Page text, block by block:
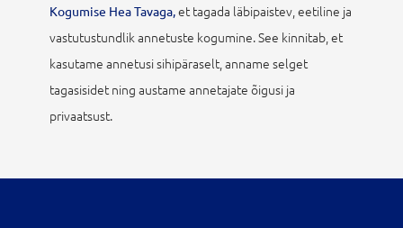
Kogumise Hea Tavaga,et tagada läbipaistev, eetiline ja
vastutustundlik annetuste kogumine. See kinnitab, et
kasutame annetusi sihipäraselt, anname selget
tagasisidet ning austame annetajate õigusi ja
privaatsust.